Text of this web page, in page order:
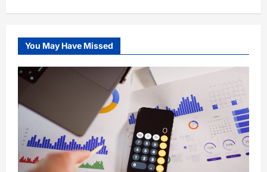
You May Have Missed